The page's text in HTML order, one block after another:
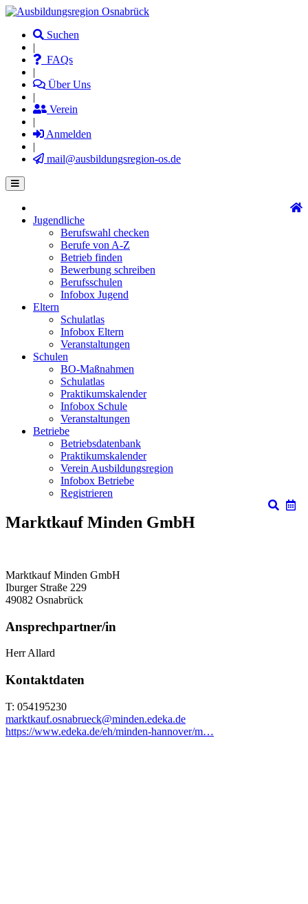
Direkt
Inhalt
Suchen
|
FAQs
|
Über Uns
|
Verein
|
Anmelden
|
mail@ausbildungsregion-os.de
Main
navigation
Jugendliche
Berufswahl checken
Berufe von A-Z
Betrieb finden
Bewerbung schreiben
Berufsschulen
Infobox Jugend
Eltern
Schulatlas
Infobox Eltern
Veranstaltungen
Schulen
BO-Maßnahmen
Schulatlas
Praktikumskalender
Infobox Schule
Veranstaltungen
Betriebe
Betriebsdatenbank
Praktikumskalender
Verein Ausbildungsregion
Infobox Betriebe
Registrieren
Marktkauf Minden GmbH
Marktkauf Minden GmbH
Iburger Straße 229
49082 Osnabrück
Ansprechpartner/in
Herr Allard
Kontaktdaten
T: 054195230
marktkauf.osnabrueck@minden.edeka.de
https://www.edeka.de/eh/minden-hannover/m…